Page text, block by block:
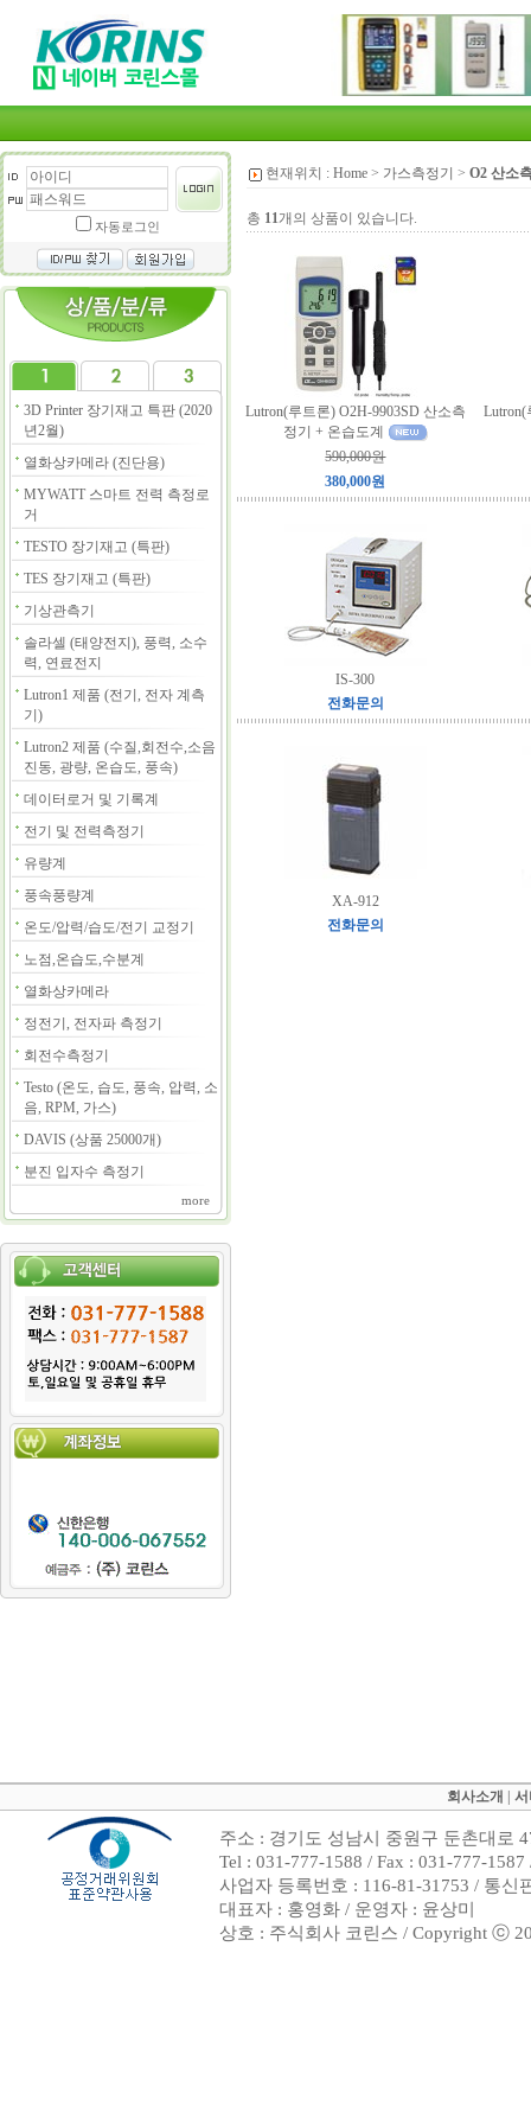
자동로그인
3D Printer 장기재고 특판 (2020
년2월)
열화상카메라 (진단용)
MYWATT 스마트 전력 측정로
거
TESTO 장기재고 (특판)
TES 장기재고 (특판)
기상관측기
솔라셀 (태양전지), 풍력, 소수
력, 연료전지
Lutron1 제품 (전기, 전자 계측
기)
Lutron2 제품 (수질,회전수,소음
진동, 광량, 온습도, 풍속)
데이터로거 및 기록계
전기 및 전력측정기
유량계
풍속풍량계
온도/압력/습도/전기 교정기
노점,온습도,수분계
열화상카메라
정전기, 전자파 측정기
회전수측정기
Testo (온도, 습도, 풍속, 압력, 소
음, RPM, 가스)
DAVIS (상품 25000개)
분진 입자수 측정기
more
현재위치 : Home > 가스측정기 > O2 산소
총 11개의 상품이 있습니다.
Lutron(루트론) O2H-9903SD 산소측
정기 + 온습도계
590,000원
380,000원
Lutron(
IS-300
전화문의
XA-912
전화문의
회사소개
주소 : 경기도 성남시 중원구 둔촌대로
Tel : 031-777-1588 / Fax : 031-777-
사업자 등록번호 : 116-81-31753 / 통신
대표자 : 홍영화 / 운영자 : 윤상미
상호 : 주식회사 코린스 / Copyright ⓒ